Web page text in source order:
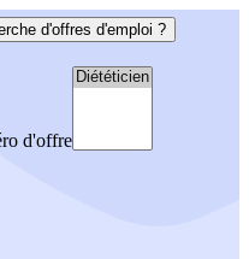
d'offres d'emploi ?
d'offre